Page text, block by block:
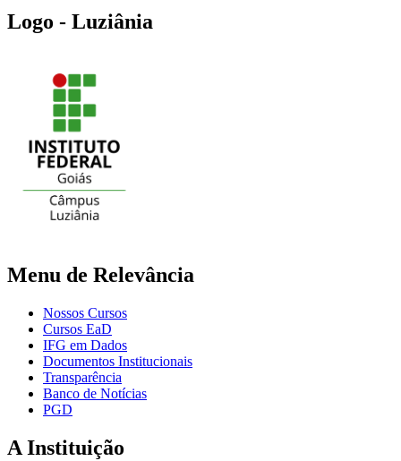
Logo - Luziânia
Menu de Relevância
Nossos Cursos
Cursos EaD
IFG em Dados
Documentos Institucionais
Transparência
Banco de Notícias
PGD
A Instituição